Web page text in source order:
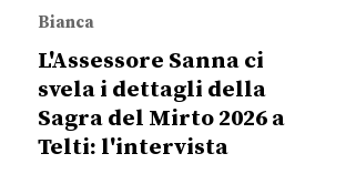
Bianca
L'Assessore Sanna ci
svela i dettagli della
Sagra del Mirto 2026 a
Telti: l'intervista